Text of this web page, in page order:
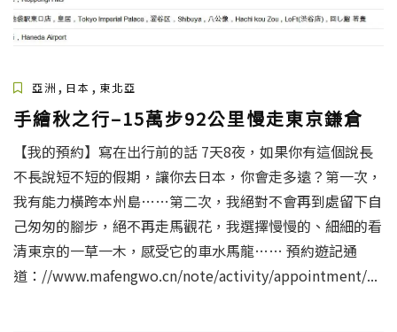
亞洲 , 日本 , 東北亞
手繪秋之行–15萬步92公里慢走東京鎌倉
【我的預約】寫在出行前的話 7天8夜，如果你有這個說長
不長說短不短的假期，讓你去日本，你會走多遠？第一次，
我有能力橫跨本州島……第二次，我絕對不會再到處留下自
己匆匆的腳步，絕不再走馬觀花，我選擇慢慢的、細細的看
清東京的一草一木，感受它的車水馬龍…… 預約遊記通
道：//www.mafengwo.cn/note/activity/appointment/...